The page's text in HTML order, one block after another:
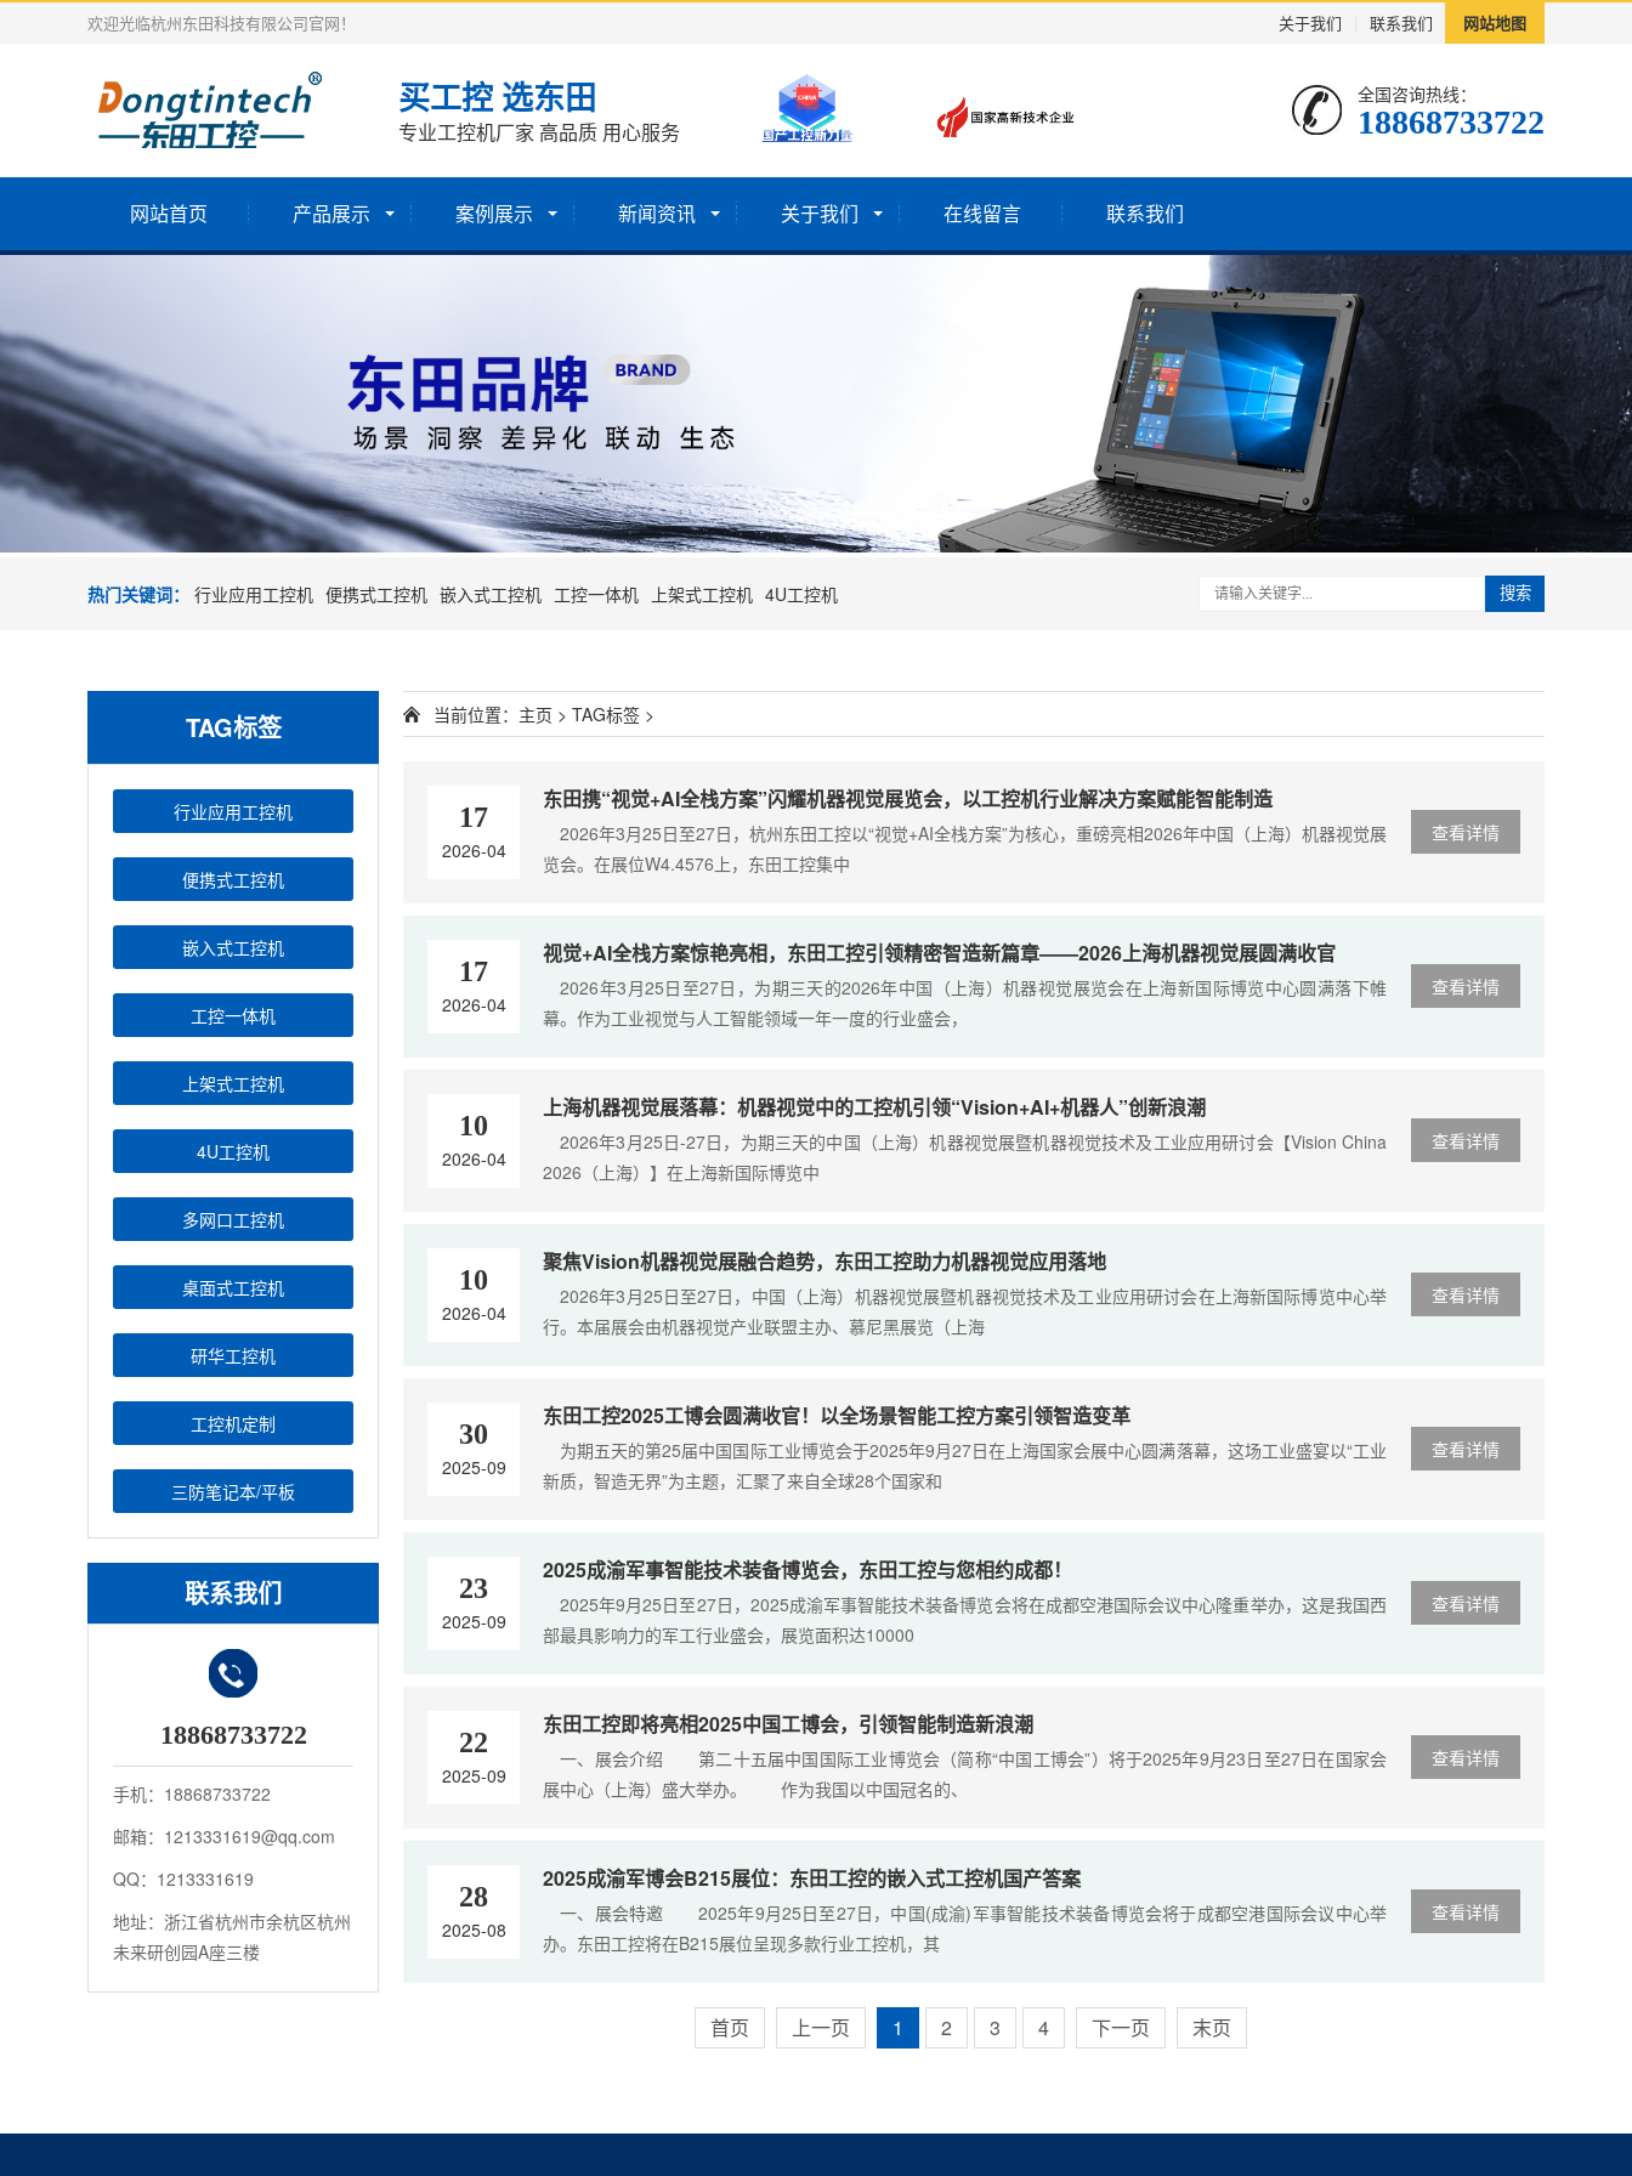
关于我们 联系我们 网站地图
欢迎光临杭州东田科技有限公司官网！
买工控 选东田
专业工控机厂家 高品质 用心服务
全国咨询热线：
18868733722
网站首页 产品展示 案例展示 新闻资讯 关于我们 在线留言 联系我们
热门关键词： 行业应用工控机 便携式工控机 嵌入式工控机 工控一体机 上架式工控机 4U工控机 搜索
TAG标签
行业应用工控机
便携式工控机
嵌入式工控机
工控一体机
上架式工控机
4U工控机
多网口工控机
桌面式工控机
研华工控机
工控机定制
三防笔记本/平板
联系我们
18868733722
手机：18868733722
邮箱：1213331619@qq.com
QQ：1213331619
地址：浙江省杭州市余杭区杭州
未来研创园A座三楼
当前位置： 主页 > TAG标签 >
查看详情
17
2026-04
东田携“视觉+AI全栈方案”闪耀机器视觉展览会，以工控机行业解决方案赋能智能制造
2026年3月25日至27日，杭州东田工控以“视觉+AI全栈方案”为核心，重磅亮相2026年中国（上海）机器视觉展
览会。在展位W4.4576上，东田工控集中
查看详情
17
2026-04
视觉+AI全栈方案惊艳亮相，东田工控引领精密智造新篇章——2026上海机器视觉展圆满收官
2026年3月25日至27日，为期三天的2026年中国（上海）机器视觉展览会在上海新国际博览中心圆满落下帷
幕。作为工业视觉与人工智能领域一年一度的行业盛会，
查看详情
10
2026-04
上海机器视觉展落幕：机器视觉中的工控机引领“Vision+AI+机器人”创新浪潮
2026年3月25日-27日，为期三天的中国（上海）机器视觉展暨机器视觉技术及工业应用研讨会【Vision China
2026（上海）】在上海新国际博览中
查看详情
10
2026-04
聚焦Vision机器视觉展融合趋势，东田工控助力机器视觉应用落地
2026年3月25日至27日，中国（上海）机器视觉展暨机器视觉技术及工业应用研讨会在上海新国际博览中心举
行。本届展会由机器视觉产业联盟主办、慕尼黑展览（上海
查看详情
30
2025-09
东田工控2025工博会圆满收官！以全场景智能工控方案引领智造变革
为期五天的第25届中国国际工业博览会于2025年9月27日在上海国家会展中心圆满落幕，这场工业盛宴以“工业
新质，智造无界”为主题，汇聚了来自全球28个国家和
查看详情
23
2025-09
2025成渝军事智能技术装备博览会，东田工控与您相约成都！
2025年9月25日至27日，2025成渝军事智能技术装备博览会将在成都空港国际会议中心隆重举办，这是我国西
部最具影响力的军工行业盛会，展览面积达10000
查看详情
22
2025-09
东田工控即将亮相2025中国工博会，引领智能制造新浪潮
一、展会介绍 第二十五届中国国际工业博览会（简称“中国工博会”）将于2025年9月23日至27日在国家会
展中心（上海）盛大举办。 作为我国以中国冠名的、
查看详情
28
2025-08
2025成渝军博会B215展位：东田工控的嵌入式工控机国产答案
一、展会特邀 2025年9月25日至27日，中国(成渝)军事智能技术装备博览会将于成都空港国际会议中心举
办。东田工控将在B215展位呈现多款行业工控机，其
首页 上一页 1 2 3 4 下一页 末页